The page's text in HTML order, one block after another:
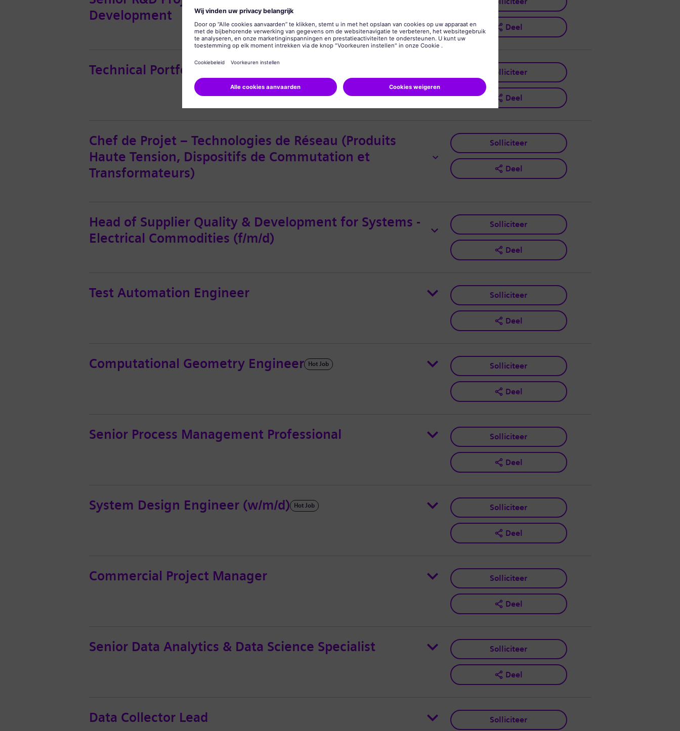
Development
Deel
Technical Portfolio Lead - 3D AI Innovation Solliciteer
Deel
Chef de Projet – Technologies de Réseau (Produits
Haute Tension, Dispositifs de Commutation et
Transformateurs)
Solliciteer
Deel
Head of Supplier Quality & Development for Systems -
Electrical Commodities (f/m/d)
Solliciteer
Deel
Test Automation Engineer Solliciteer
Deel
Computational Geometry Engineer Hot Job Solliciteer
Deel
Senior Process Management Professional Solliciteer
Deel
System Design Engineer (w/m/d) Hot Job Solliciteer
Deel
Commercial Project Manager Solliciteer
Deel
Senior Data Analytics & Data Science Specialist Solliciteer
Deel
Data Collector Lead Solliciteer